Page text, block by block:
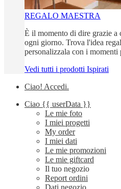
REGALO MAESTRA
È il momento di dire grazie a
ogni giorno. Trova l'idea
personalizzala con i
Vedi tutti i prodotti Ispirati
Ciao! Accedi.
Ciao {{ userData }}
Le mie foto
I miei progetti
My order
I miei dati
Le mie promozioni
Le mie giftcard
Il tuo negozio
Report ordini